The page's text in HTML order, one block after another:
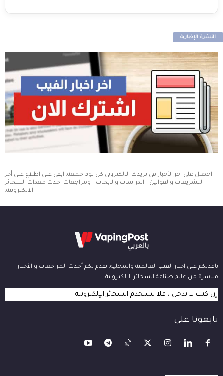
النشرة الإخبارية
احصل على آخر الأخبار في بريدك الالكتروني كل يوم جمعة. ابقى على اطلاع على أخر
التشريعات والقوانين - الدراسات والابحاث - ومراجعات احدث معدات السجائر
الالكترونية.
نافذتكم على اخبار الفيب العالمية والمحلية. نقدم لكم أحدث المراجعات و الأخبار
مباشرة من عالم صناعة السجائر الالكترونية.
إن كنت لا تدخن ، فلا تستخدم السجائر الإلكترونية
تابعونا على